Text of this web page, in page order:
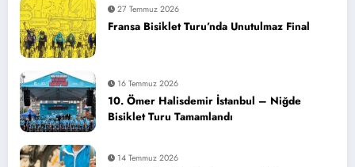
27 Temmuz 2026
Fransa Bisiklet Turu’nda Unutulmaz Final
16 Temmuz 2026
10. Ömer Halisdemir İstanbul – Niğde
Bisiklet Turu Tamamlandı
14 Temmuz 2026